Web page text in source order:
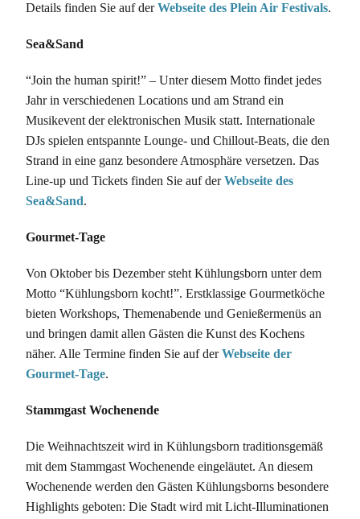
Details finden Sie auf derWebseite des Plein Air Festivals.
Sea&Sand
“Join the human spirit!” – Unter diesem Motto findet jedes
Jahr in verschiedenen Locations und am Strand ein
Musikevent der elektronischen Musik statt. Internationale
DJs spielen entspannte Lounge- und Chillout-Beats, die den
Strand in eine ganz besondere Atmosphäre versetzen. Das
Line-up und Tickets finden Sie auf derWebseite des
Sea&Sand.
Gourmet-Tage
Von Oktober bis Dezember steht Kühlungsborn unter dem
Motto “Kühlungsborn kocht!”. Erstklassige Gourmetköche
bieten Workshops, Themenabende und Genießermenüs an
und bringen damit allen Gästen die Kunst des Kochens
näher. Alle Termine finden Sie auf derWebseite der
Gourmet-Tage.
Stammgast Wochenende
Die Weihnachtszeit wird in Kühlungsborn traditionsgemäß
mit dem Stammgast Wochenende eingeläutet. An diesem
Wochenende werden den Gästen Kühlungsborns besondere
Highlights geboten: Die Stadt wird mit Licht-Illuminationen